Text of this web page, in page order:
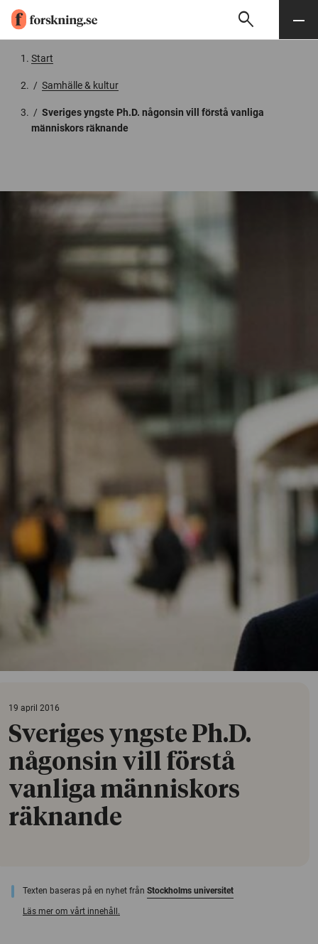
Söksearch Meny
Start
/ Samhälle & kultur
/ Sveriges yngste Ph.D. någonsin vill förstå vanliga
människors räknande
19 april 2016
Sveriges yngste Ph.D.
någonsin vill förstå
vanliga människors
räknande
Texten baseras på en nyhet från Stockholms universitet
Läs mer om vårt innehåll.